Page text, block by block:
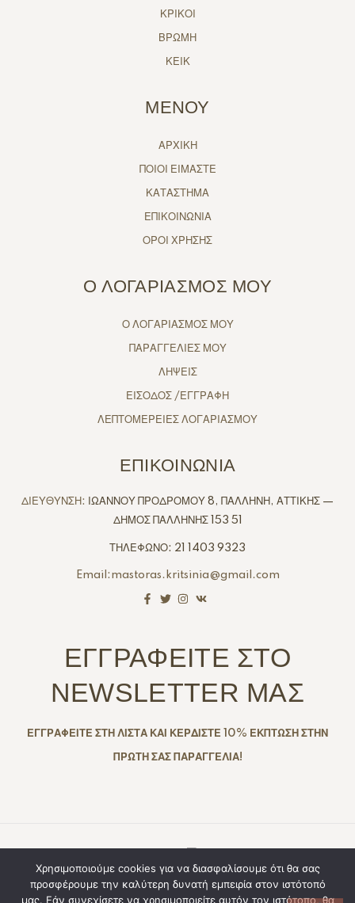
ΚΡΙΚΟΙ
ΒΡΩΜΗ
ΚΕΙΚ
ΜΕΝΟΥ
ΑΡΧΙΚΗ
ΠΟΙΟΙ ΕΙΜΑΣΤΕ
ΚΑΤΑΣΤΗΜΑ
ΕΠΙΚΟΙΝΩΝΙΑ
ΟΡΟΙ ΧΡΗΣΗΣ
Ο ΛΟΓΑΡΙΑΣΜΟΣ ΜΟΥ
Ο ΛΟΓΑΡΙΑΣΜΟΣ ΜΟΥ
ΠΑΡΑΓΓΕΛΙΕΣ ΜΟΥ
ΛΗΨΕΙΣ
ΕΙΣΟΔΟΣ /ΕΓΓΡΑΦΗ
ΛΕΠΤΟΜΕΡΕΙΕΣ ΛΟΓΑΡΙΑΣΜΟΥ
ΕΠΙΚΟΙΝΩΝΙΑ
ΔΙΕΥΘΥΝΣΗ:
ΙΩΑΝΝΟΥ ΠΡΟΔΡΟΜΟΥ 8, ΠΑΛΛΗΝΗ, ΑΤΤΙΚΗΣ —
ΔΗΜΟΣ ΠΑΛΛΗΝΗΣ 153 51
ΤΗΛΕΦΩΝΟ: 21 1403 9323
Email:mastoras.kritsinia@gmail.com
ΕΓΓΡΑΦΕΙΤΕ ΣΤΟ
NEWSLETTER ΜΑΣ
ΕΓΓΡΑΦΕΙΤΕ ΣΤΗ ΛΙΣΤΑ ΚΑΙ ΚΕΡΔΙΣΤΕ 10% ΕΚΠΤΩΣΗ ΣΤΗΝ
ΠΡΩΤΗ ΣΑΣ ΠΑΡΑΓΓΕΛΙΑ!
Copyright © 2025. Created By All Rights
Reserved
Χρησιμοποιούμε cookies για να διασφαλίσουμε ότι θα σας
προσφέρουμε την καλύτερη δυνατή εμπειρία στον ιστότοπό
μας. Εάν συνεχίσετε να χρησιμοποιείτε αυτόν τον ιστότοπο, θα